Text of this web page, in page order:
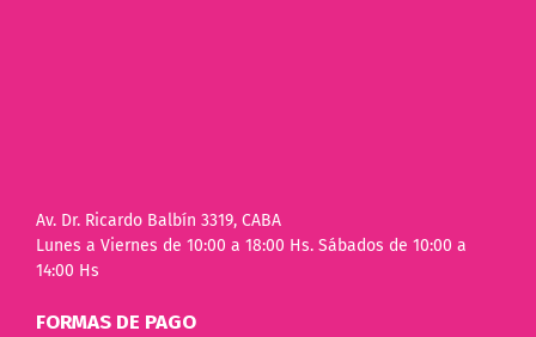
Av. Dr. Ricardo Balbín 3319, CABA
Lunes a Viernes de 10:00 a 18:00 Hs. Sábados de 10:00 a
14:00 Hs
FORMAS DE PAGO